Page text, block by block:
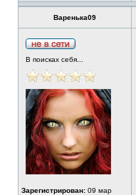
Варенька09
В поисках себя...
Зарегистрирован: 09 мар